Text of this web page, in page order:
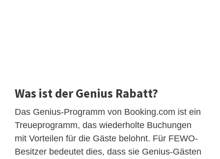
Was ist der Genius Rabatt?
Das Genius-Programm von Booking.com ist ein
Treueprogramm, das wiederholte Buchungen
mit Vorteilen für die Gäste belohnt. Für FEWO-
Besitzer bedeutet dies, dass sie Genius-Gästen